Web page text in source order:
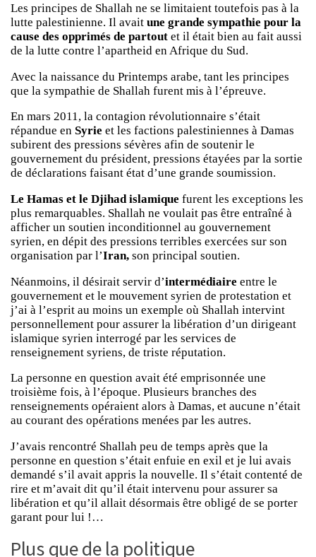
Les principes de Shallah ne se limitaient toutefois pas à la
lutte palestinienne. Il avait une grande sympathie pour la
cause des opprimés de partout et il était bien au fait aussi
de la lutte contre l’apartheid en Afrique du Sud.
Avec la naissance du Printemps arabe, tant les principes
que la sympathie de Shallah furent mis à l’épreuve.
En mars 2011, la contagion révolutionnaire s’était
répandue en Syrie et les factions palestiniennes à Damas
subirent des pressions sévères afin de soutenir le
gouvernement du président, pressions étayées par la sortie
de déclarations faisant état d’une grande soumission.
Le Hamas et le Djihad islamique furent les exceptions les
plus remarquables. Shallah ne voulait pas être entraîné à
afficher un soutien inconditionnel au gouvernement
syrien, en dépit des pressions terribles exercées sur son
organisation par l’Iran, son principal soutien.
Néanmoins, il désirait servir d’intermédiaire entre le
gouvernement et le mouvement syrien de protestation et
j’ai à l’esprit au moins un exemple où Shallah intervint
personnellement pour assurer la libération d’un dirigeant
islamique syrien interrogé par les services de
renseignement syriens, de triste réputation.
La personne en question avait été emprisonnée une
troisième fois, à l’époque. Plusieurs branches des
renseignements opéraient alors à Damas, et aucune n’était
au courant des opérations menées par les autres.
J’avais rencontré Shallah peu de temps après que la
personne en question s’était enfuie en exil et je lui avais
demandé s’il avait appris la nouvelle. Il s’était contenté de
rire et m’avait dit qu’il était intervenu pour assurer sa
libération et qu’il allait désormais être obligé de se porter
garant pour lui !…
Plus que de la politique